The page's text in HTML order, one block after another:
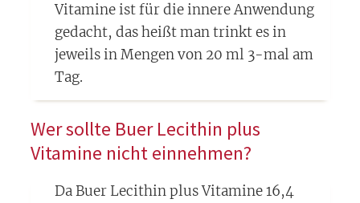
Vitamine ist für die innere Anwendung
gedacht, das heißt man trinkt es in
jeweils in Mengen von 20 ml 3-mal am
Tag.
Wer sollte Buer Lecithin plus
Vitamine nicht einnehmen?
Da Buer Lecithin plus Vitamine 16,4